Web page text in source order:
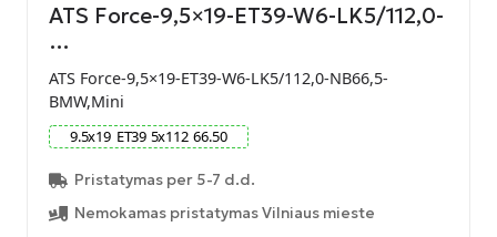
ATS Force-9,5×19-ET39-W6-LK5/112,0-
…
ATS Force-9,5×19-ET39-W6-LK5/112,0-NB66,5-
BMW,Mini
9.5x19 ET39 5x112 66.50
Pristatymas per 5-7 d.d.
Nemokamas pristatymas Vilniaus mieste